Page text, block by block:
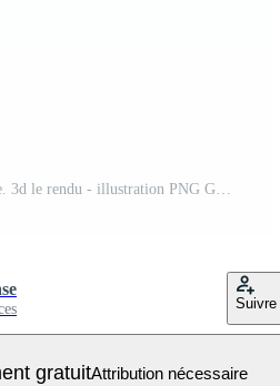
Suivre
gratuitAttribution nécessaire